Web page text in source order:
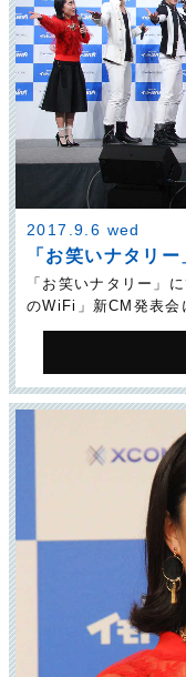
2017.9.6 wed
「お笑いナタリ
「お笑いナタリー」
のWiFi」新CM発表会